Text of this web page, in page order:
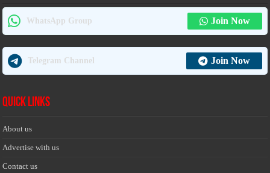
WhatsApp Group Join Now
Telegram Channel Join Now
Quick Links
About us
Advertise with us
Contact us